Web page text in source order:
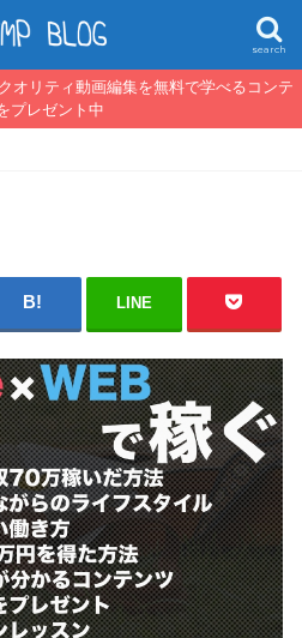
search
オリティ動画編集を無料で学べるコンテ
プレゼント中
LINE